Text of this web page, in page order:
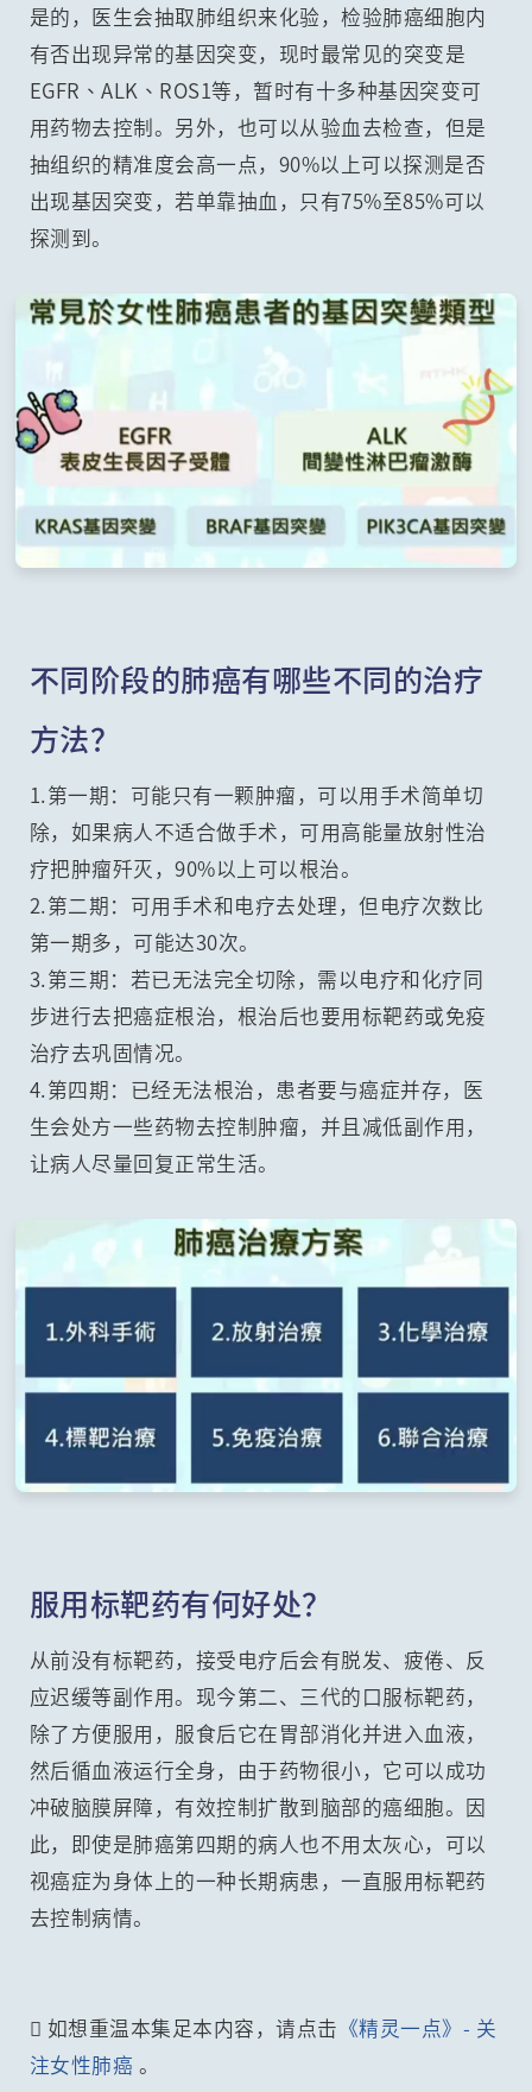
是的，医生会抽取肺组织来化验，检验肺癌细胞内
有否出现异常的基因突变，现时最常见的突变是
EGFR、ALK、ROS1等，暂时有十多种基因突变可
用药物去控制。另外，也可以从验血去检查，但是
抽组织的精准度会高一点，90%以上可以探测是否
出现基因突变，若单靠抽血，只有75%至85%可以
探测到。
不同阶段的肺癌有哪些不同的治疗
方法？
1.第一期：可能只有一颗肿瘤，可以用手术简单切
除，如果病人不适合做手术，可用高能量放射性治
疗把肿瘤歼灭，90%以上可以根治。
2.第二期：可用手术和电疗去处理，但电疗次数比
第一期多，可能达30次。
3.第三期：若已无法完全切除，需以电疗和化疗同
步进行去把癌症根治，根治后也要用标靶药或免疫
治疗去巩固情况。
4.第四期：已经无法根治，患者要与癌症并存，医
生会处方一些药物去控制肿瘤，并且减低副作用，
让病人尽量回复正常生活。
服用标靶药有何好处？
从前没有标靶药，接受电疗后会有脱发、疲倦、反
应迟缓等副作用。现今第二、三代的口服标靶药，
除了方便服用，服食后它在胃部消化并进入血液，
然后循血液运行全身，由于药物很小，它可以成功
冲破脑膜屏障，有效控制扩散到脑部的癌细胞。因
此，即使是肺癌第四期的病人也不用太灰心，可以
视癌症为身体上的一种长期病患，一直服用标靶药
去控制病情。
 如想重温本集足本内容，请点击 《精灵一点》- 关
注女性肺癌 。